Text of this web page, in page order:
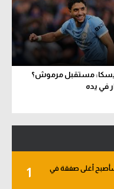
مستقبل مرموش؟
في يده
1
سأصبح أغلى صفقة في